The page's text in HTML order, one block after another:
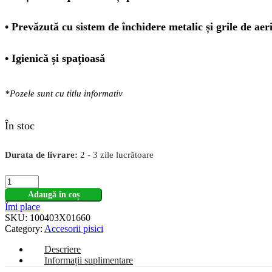
• Prevăzută cu sistem de închidere metalic și grile de
• Igienică și spațioasă
*Pozele sunt cu titlu informativ
În stoc
Durata de livrare: 2 - 3 zile lucrătoare
Adaugă în coș
Îmi place
SKU: 100403X01660
Category: Accesorii pisici
Descriere
Informații suplimentare